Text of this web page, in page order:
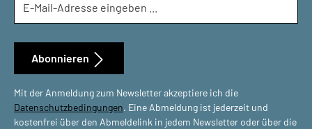
Mit der Anmeldung zum Newsletter akzeptiere ich die
Datenschutzbedingungen. Eine Abmeldung ist jederzeit und
kostenfrei über den Abmeldelink in jedem Newsletter oder über die
Abonnieren